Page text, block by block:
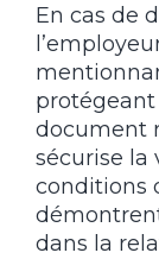
En cas de
protégeant
document
sécurise la
conditions
dans la